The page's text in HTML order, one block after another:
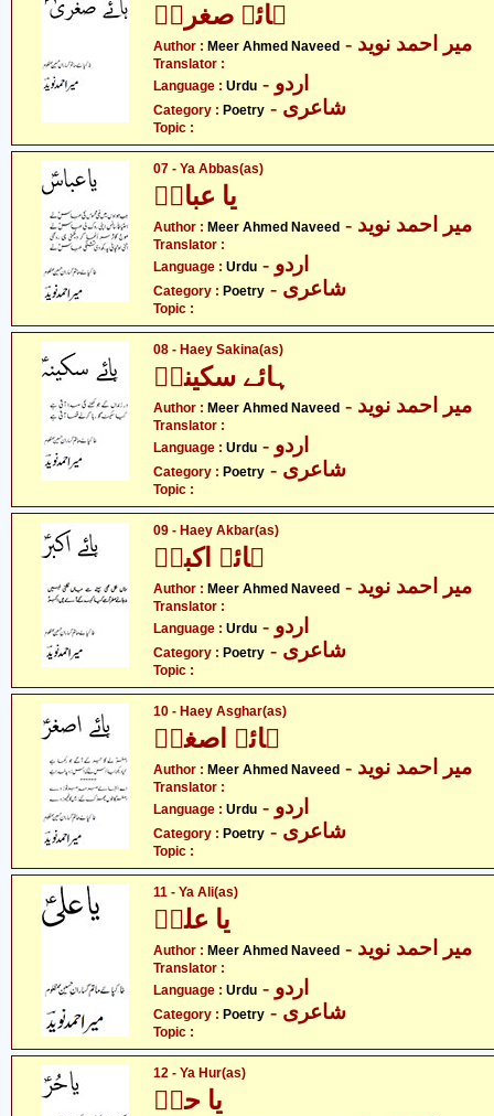
ہائے صغراؑ
Author : Meer Ahmed Naveed - میر احمد نوید
Translator :
Language : Urdu - اردو
Category : Poetry - شاعری
Topic :
07 - Ya Abbas(as)
یا عباسؑ
Author : Meer Ahmed Naveed - میر احمد نوید
Translator :
Language : Urdu - اردو
Category : Poetry - شاعری
Topic :
08 - Haey Sakina(as)
ہائے سکینہؑ
Author : Meer Ahmed Naveed - میر احمد نوید
Translator :
Language : Urdu - اردو
Category : Poetry - شاعری
Topic :
09 - Haey Akbar(as)
ہائے اکبرؑ
Author : Meer Ahmed Naveed - میر احمد نوید
Translator :
Language : Urdu - اردو
Category : Poetry - شاعری
Topic :
10 - Haey Asghar(as)
ہائے اصغرؑ
Author : Meer Ahmed Naveed - میر احمد نوید
Translator :
Language : Urdu - اردو
Category : Poetry - شاعری
Topic :
11 - Ya Ali(as)
یا علیؑ
Author : Meer Ahmed Naveed - میر احمد نوید
Translator :
Language : Urdu - اردو
Category : Poetry - شاعری
Topic :
12 - Ya Hur(as)
یا حرؑ